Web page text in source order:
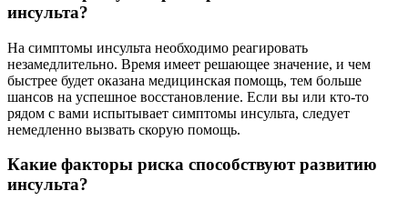
инсульта?
На симптомы инсульта необходимо реагировать
незамедлительно. Время имеет решающее значение, и чем
быстрее будет оказана медицинская помощь, тем больше
шансов на успешное восстановление. Если вы или кто-то
рядом с вами испытывает симптомы инсульта, следует
немедленно вызвать скорую помощь.
Какие факторы риска способствуют развитию
инсульта?